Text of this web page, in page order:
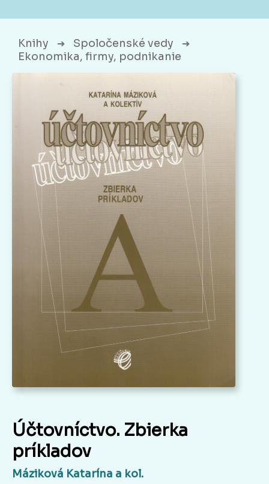
Knihy ➔ Spoločenské vedy ➔
Ekonomika, firmy, podnikanie
Účtovníctvo. Zbierka
príkladov
Máziková Katarína a kol.